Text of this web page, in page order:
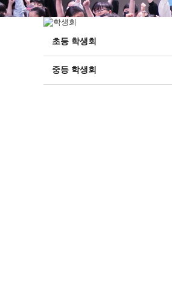
초등 학생회
중등 학생회